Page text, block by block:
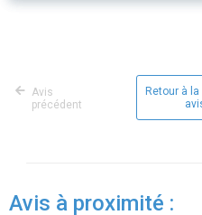
Avis
précédent
Retour à
Avis à proximité :